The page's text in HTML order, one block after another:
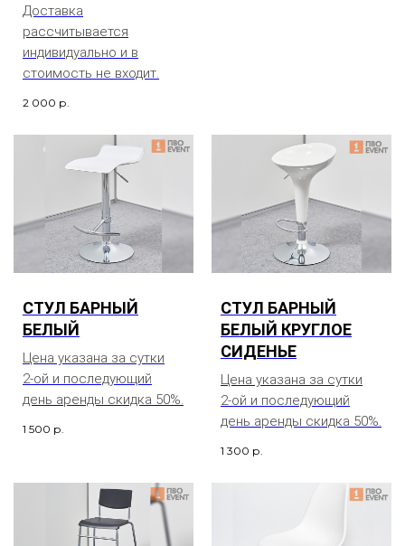
Доставка
рассчитывается
индивидуально и в
стоимость не входит.
2 000 р.
СТУЛ БАРНЫЙ
БЕЛЫЙ
Цена указана за сутки
2-ой и последующий
день аренды скидка 50%.
1 500 р.
СТУЛ БАРНЫЙ
БЕЛЫЙ КРУГЛОЕ
СИДЕНЬЕ
Цена указана за сутки
2-ой и последующий
день аренды скидка 50%.
1 300 р.